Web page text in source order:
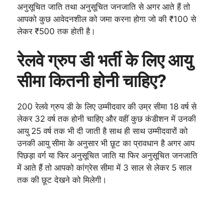
अनुसूचित जाति तथा अनुसूचित जनजाति से अगर आते हैं तो
आपको कुछ आवेदनशील को जमा करना होगा जो की ₹100 से
लेकर ₹500 तक होती है।
रेलवे ग्रुप डी भर्ती के लिए आयु
सीमा कितनी होनी चाहिए?
200 रेलवे ग्रुप डी के लिए उम्मीदवार की उम्र सीमा 18 वर्ष से
लेकर 32 वर्ष तक होनी चाहिए और वहीं कुछ कंडीशन में उनकी
आयु 25 वर्ष तक भी दी जाती है साथ ही साथ उम्मीदवारों को
उनकी आयु सीमा के अनुसार भी छूट का प्रावधान है अगर आप
पिछड़ा वर्ग या फिर अनुसूचित जाति या फिर अनुसूचित जनजाति
में आते हैं तो आपको कांग्रेस सीमा में 3 साल से लेकर 5 साल
तक की छूट देखने को मिलेगी।